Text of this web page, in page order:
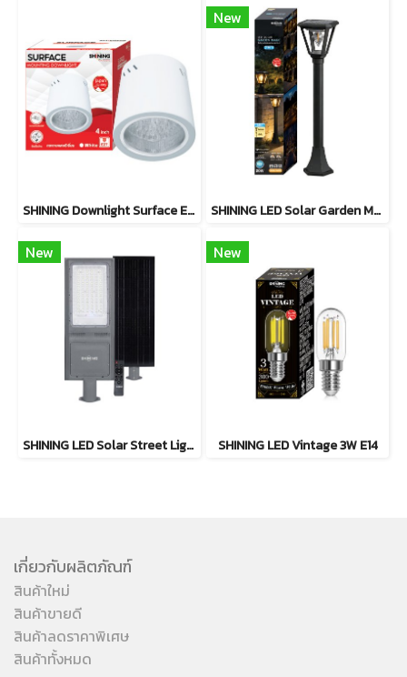
SHINING Downlight Surface E27 Base 4นิ้ว สีขาว, สีดำ
New
SHINING LED Solar Garden Magic 2 in 20W
New
SHINING LED Solar Street Light TORUS 200W, 400W แสงสีขาว
New
SHINING LED Vintage 3W E14
เกี่ยวกับผลิตภัณฑ์
สินค้าใหม่
สินค้าขายดี
สินค้าลดราคาพิเศษ
สินค้าทั้งหมด